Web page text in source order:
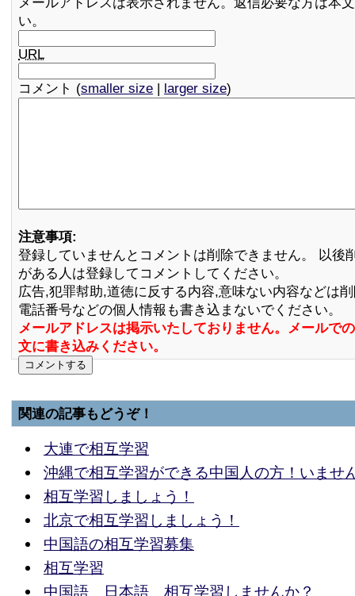
い。
URL
コメント (smaller size | larger size)
注意事項:
登録していませんとコメントは削除できません。 以後
がある人は登録してコメントしてください。
広告,犯罪幇助,道徳に反する内容,意味ない内容などは
電話番号などの個人情報も書き込まないでください。
メールアドレスは掲示いたしておりません。メールで
文に書き込みください。
関連の記事もどうぞ！
大連で相互学習
沖縄で相互学習ができる中国人の方！いませ
相互学習しましょう！
北京で相互学習しましょう！
中国語の相互学習募集
相互学習
中国語 日本語 相互学習しませんか？